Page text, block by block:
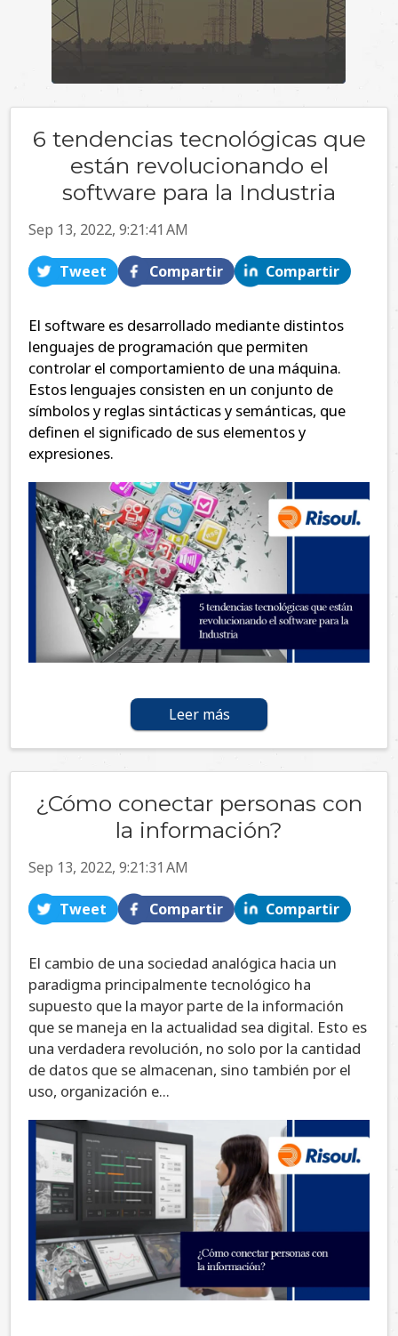
6 tendencias tecnológicas que
están revolucionando el
software para la Industria
Sep 13, 2022, 9:21:41 AM
Tweet Compartir Compartir
El software es desarrollado mediante distintos
lenguajes de programación que permiten
controlar el comportamiento de una máquina.
Estos lenguajes consisten en un conjunto de
símbolos y reglas sintácticas y semánticas, que
definen el significado de sus elementos y
expresiones.
Leer más
¿Cómo conectar personas con
la información?
Sep 13, 2022, 9:21:31 AM
Tweet Compartir Compartir
El cambio de una sociedad analógica hacia un
paradigma principalmente tecnológico ha
supuesto que la mayor parte de la información
que se maneja en la actualidad sea digital. Esto es
una verdadera revolución, no solo por la cantidad
de datos que se almacenan, sino también por el
uso, organización e...